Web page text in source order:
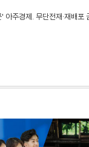
주경제. 무단전재·재배포